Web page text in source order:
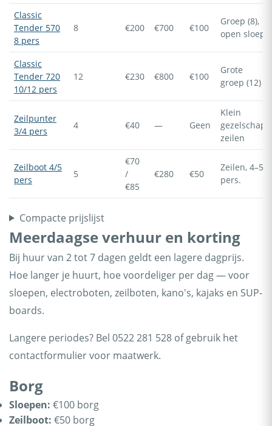
Classic
Tender 570
8 pers
8 €200 €700 €100
Groep (8),
open sloep
Classic
Tender 720
10/12 pers
12 €230 €800 €100
Grote
groep (12)
Zeilpunter
3/4 pers
4 €40 — Geen
Klein
gezelschap,
zeilen
Zeilboot 4/5
pers
5
€70
/
€85
€280 €50
Zeilen, 4–5
pers.
Compacte prijslijst
Meerdaagse verhuur en korting
Bij huur van 2 tot 7 dagen geldt een lagere dagprijs.
Hoe langer je huurt, hoe voordeliger per dag — voor
sloepen, electroboten, zeilboten, kano's, kajaks en SUP-
boards.
Langere periodes? Bel 0522 281 528 of gebruik het
contactformulier voor maatwerk.
Borg
Sloepen: €100 borg
Zeilboot: €50 borg